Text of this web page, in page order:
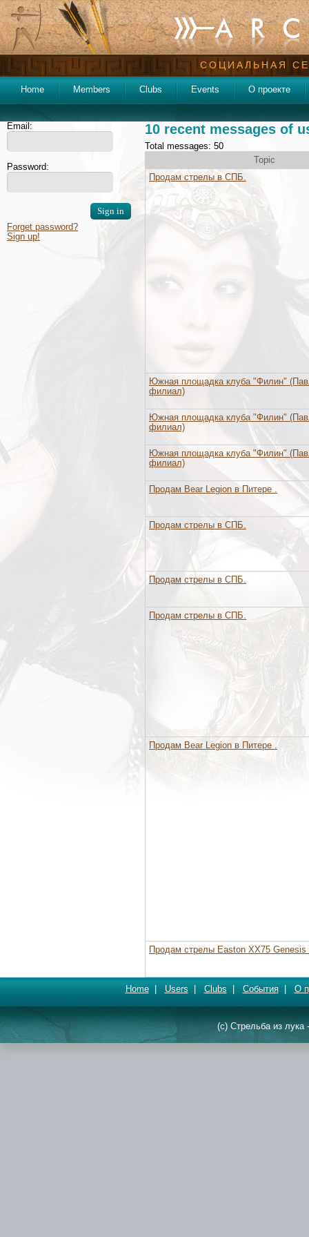
СОЦИАЛЬНАЯ
Home Members Clubs Events О проекте
Email:
Password:
Forget password?
Sign up!
10 recent messages of
Total messages: 50
Topic
Продам стрелы в СПБ.
Южная площадка клуба "Филин"
филиал)
Южная площадка клуба "Филин"
филиал)
Южная площадка клуба "Филин"
филиал)
Продам Bear Legion в Питере .
Продам стрелы в СПБ.
Продам стрелы в СПБ.
Продам стрелы в СПБ.
Продам Bear Legion в Питере .
Продам стрелы Easton XX75 Genesis
Home| Users Clubs События| О
(c) Стрельба из лука